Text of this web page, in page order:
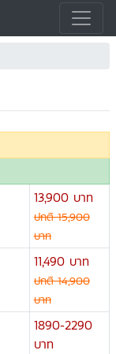
13,900 บาท
ปกติ 15,900
บาท
11,490 บาท
ปกติ 14,900
บาท
1890-2290
บาท